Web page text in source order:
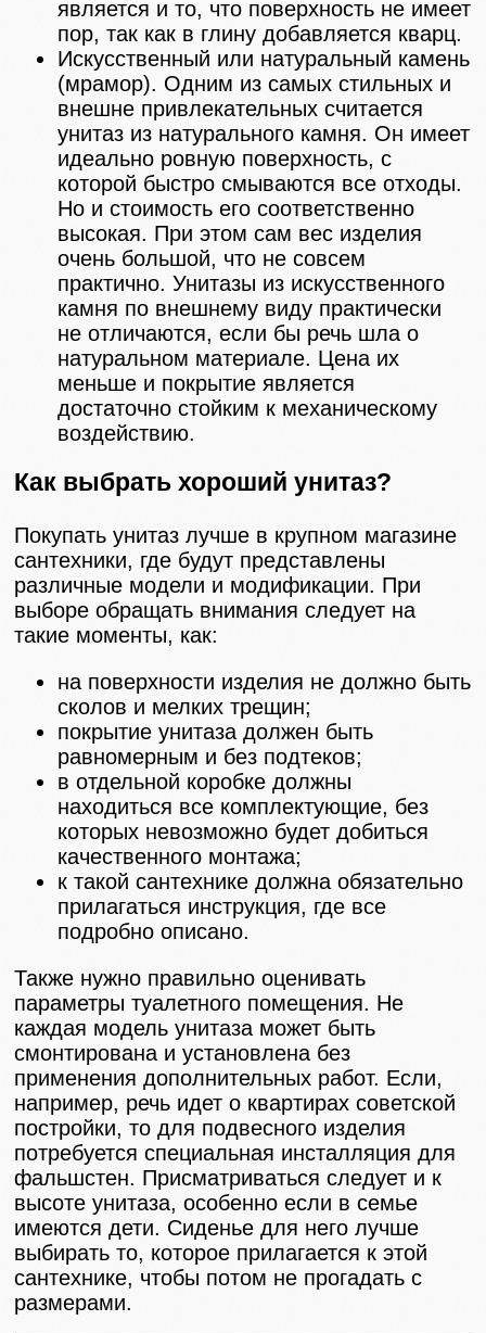
является и то, что поверхность не имеет
пор, так как в глину добавляется кварц.
Искусственный или натуральный камень
(мрамор). Одним из самых стильных и
внешне привлекательных считается
унитаз из натурального камня. Он имеет
идеально ровную поверхность, с
которой быстро смываются все отходы.
Но и стоимость его соответственно
высокая. При этом сам вес изделия
очень большой, что не совсем
практично. Унитазы из искусственного
камня по внешнему виду практически
не отличаются, если бы речь шла о
натуральном материале. Цена их
меньше и покрытие является
достаточно стойким к механическому
воздействию.
Как выбрать хороший унитаз?
Покупать унитаз лучше в крупном магазине
сантехники, где будут представлены
различные модели и модификации. При
выборе обращать внимания следует на
такие моменты, как:
на поверхности изделия не должно быть
сколов и мелких трещин;
покрытие унитаза должен быть
равномерным и без подтеков;
в отдельной коробке должны
находиться все комплектующие, без
которых невозможно будет добиться
качественного монтажа;
к такой сантехнике должна обязательно
прилагаться инструкция, где все
подробно описано.
Также нужно правильно оценивать
параметры туалетного помещения. Не
каждая модель унитаза может быть
смонтирована и установлена без
применения дополнительных работ. Если,
например, речь идет о квартирах советской
постройки, то для подвесного изделия
потребуется специальная инсталляция для
фальшстен. Присматриваться следует и к
высоте унитаза, особенно если в семье
имеются дети. Сиденье для него лучше
выбирать то, которое прилагается к этой
сантехнике, чтобы потом не прогадать с
размерами.